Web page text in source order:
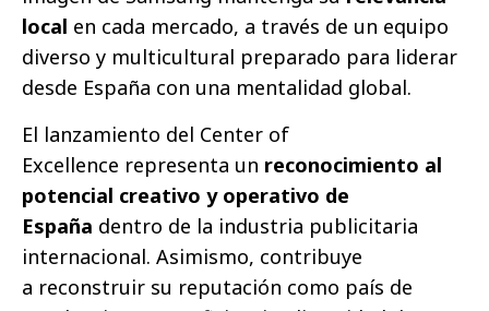
local en cada mercado, a través de un equipo
diverso y multicultural preparado para liderar
desde España con una mentalidad global.
El lanzamiento del Center of
Excellence representa un reconocimiento al
potencial creativo y operativo de
España dentro de la industria publicitaria
internacional. Asimismo, contribuye
a reconstruir su reputación como país de